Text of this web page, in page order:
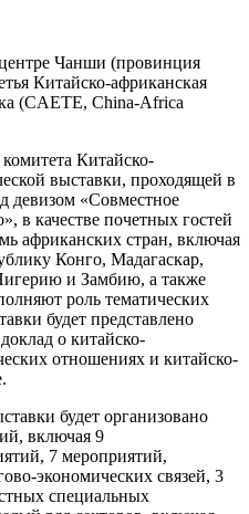
Чанши (провинция
Китайско-африканская
(CAETE, China-Africa
Китайско-
выставки, проходящей в
девизом «Совместное
в качестве почетных гостей
африканских стран, включая
Конго, Мадагаскар,
и Замбию, а также
роль тематических
будет представлено
о китайско-
отношениях и китайско-
будет организовано
включая 9
7 мероприятий,
экономических связей, 3
специальных